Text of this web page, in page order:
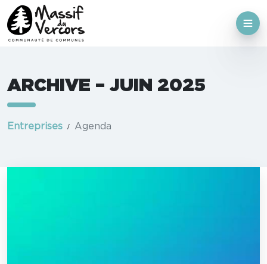
ARCHIVE – JUIN 2025
Entreprises Agenda